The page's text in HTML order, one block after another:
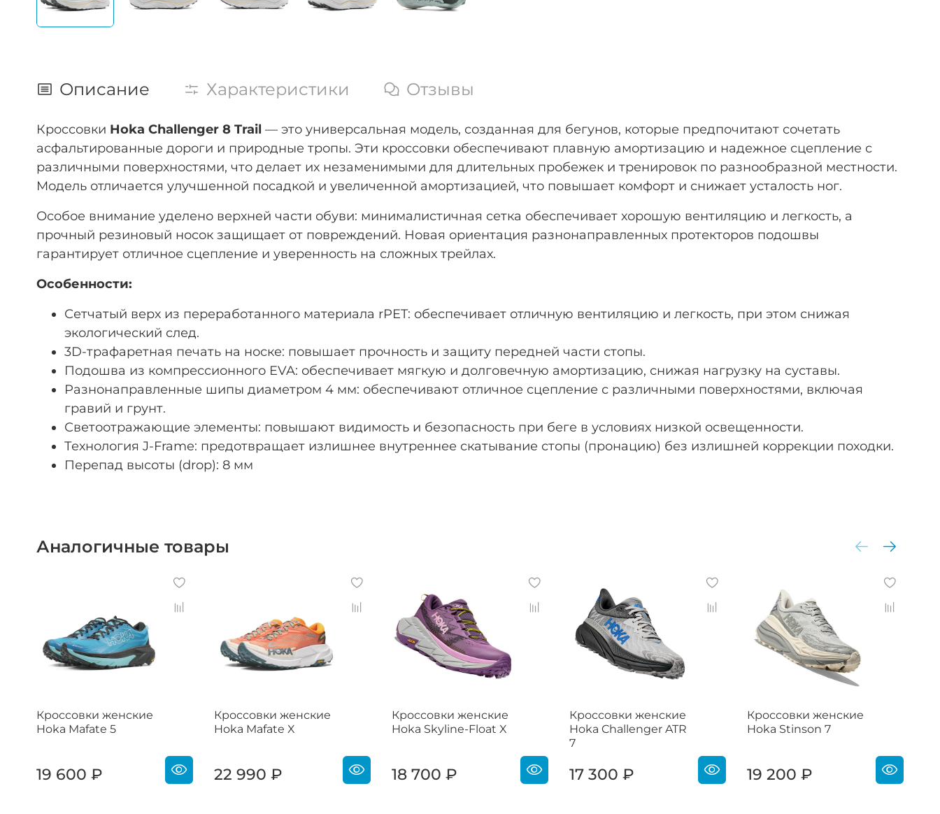
Описание Характеристики Отзывы
Кроссовки Hoka Challenger 8 Trail — это универсальная модель, созданная для бегунов, которые предпочитают сочетать
асфальтированные дороги и природные тропы. Эти кроссовки обеспечивают плавную амортизацию и надежное сцепление с
различными поверхностями, что делает их незаменимыми для длительных пробежек и тренировок по разнообразной местности.
Модель отличается улучшенной посадкой и увеличенной амортизацией, что повышает комфорт и снижает усталость ног.
Особое внимание уделено верхней части обуви: минималистичная сетка обеспечивает хорошую вентиляцию и легкость, а
прочный резиновый носок защищает от повреждений. Новая ориентация разнонаправленных протекторов подошвы
гарантирует отличное сцепление и уверенность на сложных трейлах.
Особенности:
Сетчатый верх из переработанного материала rPET: обеспечивает отличную вентиляцию и легкость, при этом снижая
экологический след.
3D-трафаретная печать на носке: повышает прочность и защиту передней части стопы.
Подошва из компрессионного EVA: обеспечивает мягкую и долговечную амортизацию, снижая нагрузку на суставы.
Разнонаправленные шипы диаметром 4 мм: обеспечивают отличное сцепление с различными поверхностями, включая
гравий и грунт.
Светоотражающие элементы: повышают видимость и безопасность при беге в условиях низкой освещенности.
Технология J-Frame: предотвращает излишнее внутреннее скатывание стопы (пронацию) без излишней коррекции походки.
Перепад высоты (drop): 8 мм
Аналогичные товары
Кроссовки женские
Hoka Mafate 5
19 600 ₽
Кроссовки женские
Hoka Mafate X
22 990 ₽
Кроссовки женские
Hoka Skyline-Float X
18 700 ₽
Кроссовки женские
Hoka Challenger ATR
7
17 300 ₽
Кроссовки женские
Hoka Stinson 7
19 200 ₽